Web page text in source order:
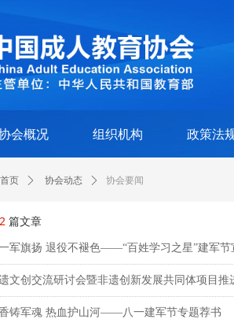
会概况 组织机构 政策法
页 ꄲ 协会动态 ꄲ 协会要闻
篇文章
军旗扬 退役不褪色——“百姓学习之星”建军节
文创交流研讨会暨非遗创新发展共同体项目推
铸军魂 热血护山河——八一建军节专题荐书